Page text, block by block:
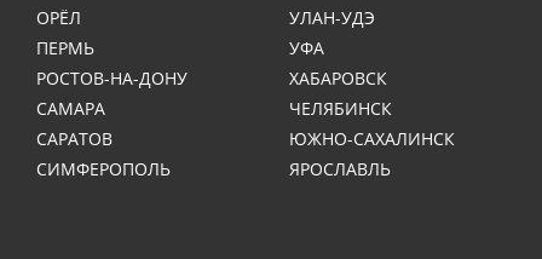
ОРЁЛ
ПЕРМЬ
РОСТОВ-НА-ДОНУ
САМАРА
САРАТОВ
СИМФЕРОПОЛЬ
УЛАН-УДЭ
УФА
ХАБАРОВСК
ЧЕЛЯБИНСК
ЮЖНО-САХАЛИНСК
ЯРОСЛАВЛЬ